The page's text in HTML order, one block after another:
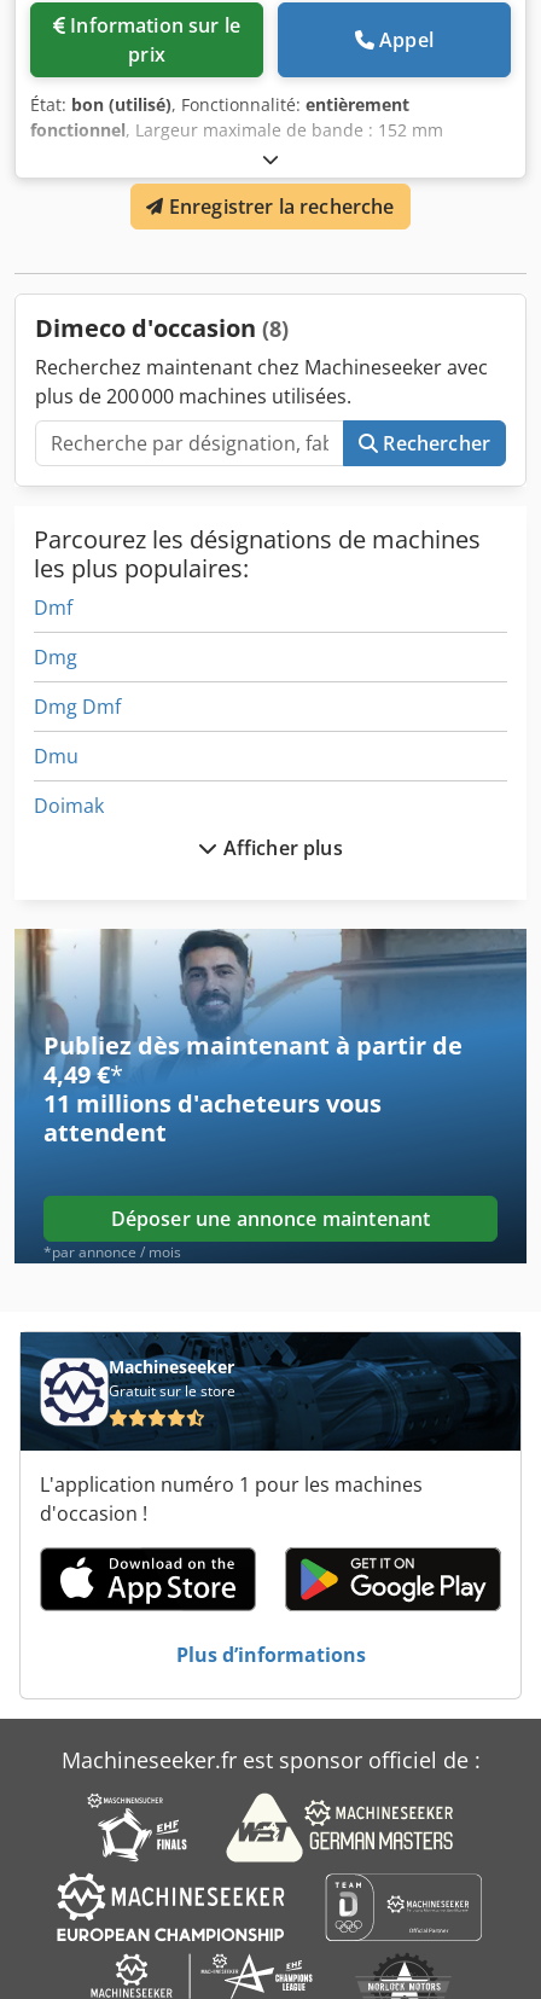
pneumatique entre la redresseuse et l’avance
prix
Appel
État: bon (utilisé), Fonctionnalité: entièrement
fonctionnel, Largeur maximale de bande : 152 mm
Épaisseur de bande : 0,1 - 4,75 mm Convient pour la
découpe de la grille d’estampage Crodpfxsxg Rxhj Aagsf Se
déplace directement vers le bas via le vérin de la presse et
remonte en position initiale par des ressorts
Enregistrer la recherche
Dimeco d'occasion (8)
Recherchez maintenant chez Machineseeker avec
plus de 200 000 machines utilisées.
Rechercher
Parcourez les désignations de machines
les plus populaires:
Dmf
Dmg
Dmg Dmf
Dmu
Doimak
Induma
Machine Découpe Mdf
Machine D’enduit
Mandelli
Mecatool
Mecof
Mikromat
Millplus
Multifix
Multimatic
Nomoco
Tornos Multideco
Willemin
Afficher plus
Publiez dès maintenant à partir de
4,49 €*
11 millions d'acheteursvous
attendent
Déposer une annonce maintenant
*par annonce / mois
Machineseeker
Gratuit sur le store
L'application numéro 1 pour les machines
d'occasion !
Plus d’informations
Machineseeker.fr est sponsor officiel de :